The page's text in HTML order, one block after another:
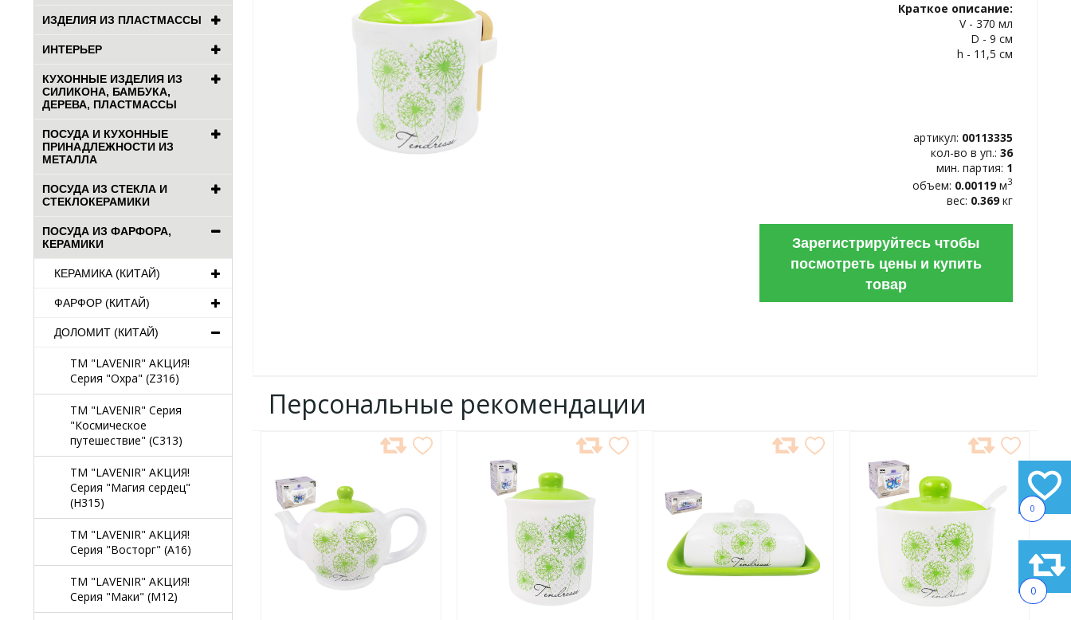
0
0
ИЗДЕЛИЯ ИЗ ПЛАСТМАССЫ
ИНТЕРЬЕР
КУХОННЫЕ ИЗДЕЛИЯ ИЗ
СИЛИКОНА, БАМБУКА,
ДЕРЕВА, ПЛАСТМАССЫ
ПОСУДА И КУХОННЫЕ
ПРИНАДЛЕЖНОСТИ ИЗ
МЕТАЛЛА
ПОСУДА ИЗ СТЕКЛА И
СТЕКЛОКЕРАМИКИ
ПОСУДА ИЗ ФАРФОРА,
КЕРАМИКИ
КЕРАМИКА (КИТАЙ)
ФАРФОР (КИТАЙ)
ДОЛОМИТ (КИТАЙ)
TM "LAVENIR" АКЦИЯ!
Серия "Охра" (Z316)
TM "LAVENIR" Серия
"Космическое
путешествие" (C313)
TM "LAVENIR" АКЦИЯ!
Серия "Магия сердец"
(H315)
TM "LAVENIR" АКЦИЯ!
Серия "Восторг" (A16)
TM "LAVENIR" АКЦИЯ!
Серия "Маки" (M12)
Краткое описание:
V - 370 мл
D - 9 см
h - 11,5 см
артикул: 00113335
кол-во в уп.: 36
мин. партия: 1
объем: 0.00119м3
вес: 0.369кг
Зарегистрируйтесь чтобы
посмотреть цены и купить
товар
Персональные рекомендации
ИЗБРАННОЕ
В
ИЗБРАННОЕ
В
ИЗБРАННОЕ